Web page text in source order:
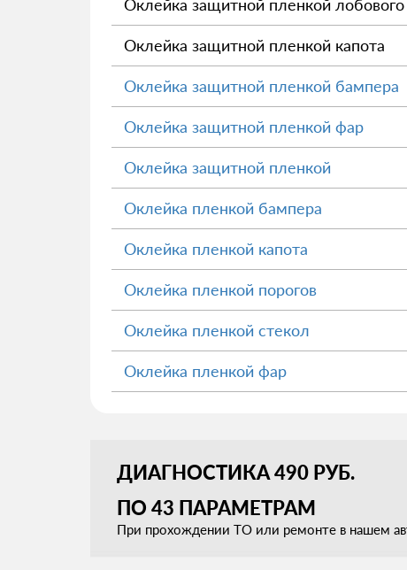
Оклейка защитной пленкой лобового
Оклейка защитной пленкой капота
Оклейка защитной пленкой бампера
Оклейка защитной пленкой фар
Оклейка защитной пленкой
Оклейка пленкой бампера
Оклейка пленкой капота
Оклейка пленкой порогов
Оклейка пленкой стекол
Оклейка пленкой фар
ДИАГНОСТИКА 490 РУБ.
ПО 43 ПАРАМЕТРАМ
При прохождении ТО или ремонте в нашем